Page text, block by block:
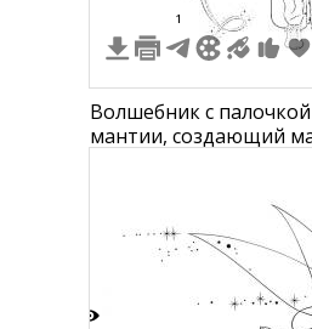
1
Волшебник с
мантии, создающий